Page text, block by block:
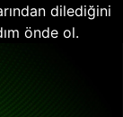
dilediğini
önde ol.